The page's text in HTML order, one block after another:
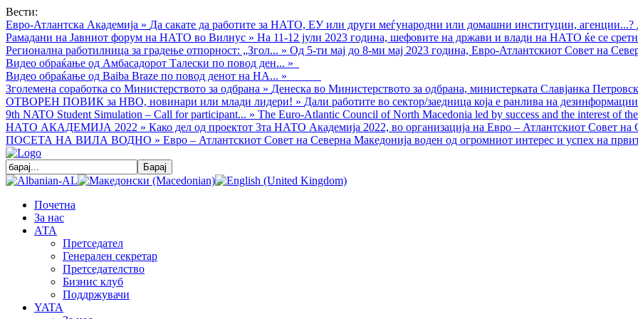
Вести:
Евро-Атлантска Академија » Да сакате да работите за НАТО, ЕУ или други меѓународни или домашни институции, агенции...?
Рамадани на Јавниот форум на НАТО во Вилнус » На 11-12 јули 2023 година, шефовите на држави и влади на НАТО ќе се
Регионална работилница за градење отпорност: „Згол... » Од 5-ти мај до 8-ми мај 2023 година, Евро-Атлантскиот Совет на
Видео обраќањe од Амбасадорот Талески по повод ден... »
Видео обраќање од Baiba Braze по повод денот на НА... »
Зголемена соработка со Министерството за одбрана » Денеска во Министерството за одбрана, министерката Славјанка
ОТВОРЕН ПОВИК за НВО, новинари или млади лидери! » Дали работите во сектор/заедница која е ранлива на
9th NATO Student Simulation – Call for participant... » The Euro-Atlantic Council of North Macedonia led by success and the interest of
НАТО АКАДЕМИЈА 2022 » Како дел од проектот 3та НАТО Академија 2022, во организација на Евро – Атлантскиот Совет на
ПОСЕТА НА ВИЛА ВОДНО » Евро – Атлантскиот Совет на Северна Македонија воден од огромниот интерес и успех на
Почетна
За нас
АТА
Претседател
Генерален секретар
Претседателство
Бизнис клуб
Поддржувачи
YATA